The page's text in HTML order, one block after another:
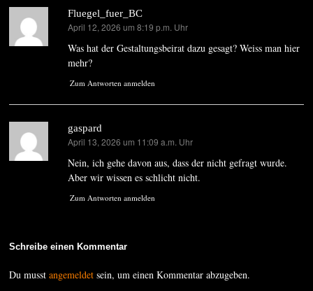
Fluegel_fuer_BC
sagt:
April 12, 2026 um 8:19 p.m. Uhr
Was hat der Gestaltungsbeirat dazu gesagt? Weiss man hier
mehr?
Zum Antworten anmelden
gaspard
sagt:
April 13, 2026 um 11:09 a.m. Uhr
Nein, ich gehe davon aus, dass der nicht gefragt wurde.
Aber wir wissen es schlicht nicht.
Zum Antworten anmelden
Schreibe einen Kommentar
Du musstangemeldet sein, um einen Kommentar abzugeben.